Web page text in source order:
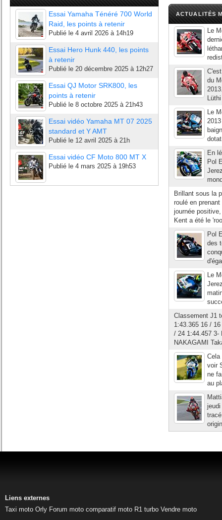
Essai Yamaha Ténéré 700 World
Raid, les points à retenir
Publié le 4 avril 2026 à 14h19
Essai Hero Hunk 440, les points
à retenir
Publié le 20 décembre 2025 à 12h27
Essai QJ Motor SRK800, les
points à retenir
Publié le 8 octobre 2025 à 21h43
Essai vidéo Yamaha MT 07 2025
standard et Y AMT
Publié le 12 avril 2025 à 21h
Essai vidéo CF Moto 800 MT X
Publié le 4 mars 2025 à 19h53
ACTUALITÉS
Le
du
Le
En
Pol
Brillant sous la
roulé en
journée
Kent a été le
Pol
des
Le
Classement J1
1:43.365 16 /
/ 24 1:44.457 3-
NAKAGAMI
Cela
voir
ne
au
Liens externes
Taxi moto Orly Forum moto comparatif moto R1 turbo Vendre moto